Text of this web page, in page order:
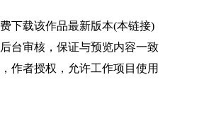
下载该作品最新版本(本链接)
台审核，保证与预览内容一致
作者授权，允许工作项目使用